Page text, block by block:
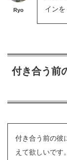
Ryo
インを
付き合う前
付き合う前の彼
えて欲しいです。